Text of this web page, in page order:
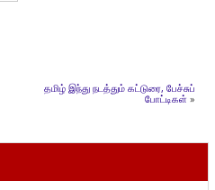
தமிழ் இந்து நடத்தும் கட்டுரை, பேச்சுப்
போட்டிகள் »